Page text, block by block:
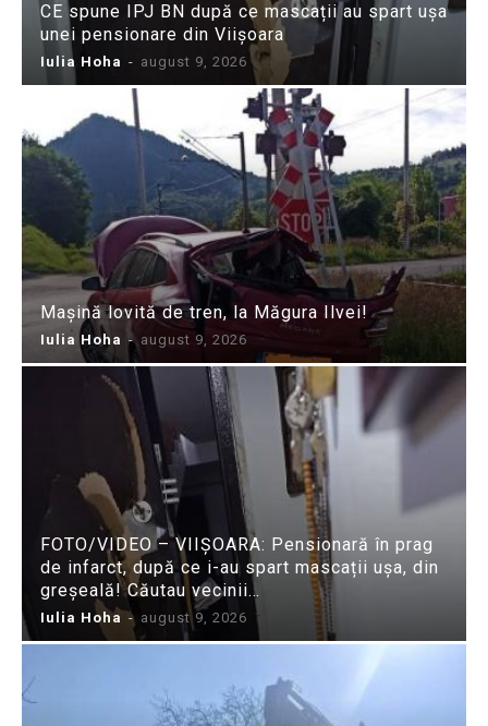
CE spune IPJ BN după ce mascații au spart ușa
unei pensionare din Viișoara
Iulia Hoha - august 9, 2026
Mașină lovită de tren, la Măgura Ilvei!
Iulia Hoha - august 9, 2026
FOTO/VIDEO – VIIȘOARA: Pensionară în prag
de infarct, după ce i-au spart mascații ușa, din
greșeală! Căutau vecinii…
Iulia Hoha - august 9, 2026